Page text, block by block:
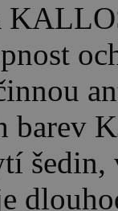
barev
šedin,